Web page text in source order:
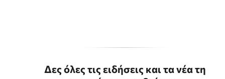
Δες όλες τις ειδήσεις και τα νέα τη